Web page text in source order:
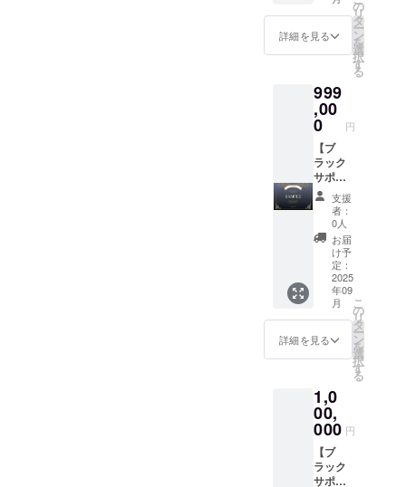
内)。
掲載不
要の場
合は
不要」
とお書
きくだ
さい。
※備考欄
に掲載
したい
お名前
きくだ
さい
(会社
名・ハ
ンドル
ネーム
でも
可)。
ご支援
の順番
がその
まま掲
載順に
なりま
す(中上
位枠
内)。
掲載不
要の場
合は
不要」
とお書
きくだ
さい。
が不要
の方は
こちら
のライ
ンから
ご支援
くださ
い。 住
所・氏
名の記
入が不
要にな
り、 お
値段も
気持ち
ばかり
お安く
させて
いただ
いてお
りま
す。 デ
ジタル
支援証
イズ：
2000x1
414(px)
※備考欄
に掲載
したい
お名前
モン
ド)■ ■オ
リジナ
ルAIデ
アクリ
ルキー
ホル
ダー(1
個)■ ■オ
リジナ
ルAIデ
ザインT
シャツ
(1枚)■ ■
公式サ
イトお
名前ク
レジッ
ト(サー
ビス存
続の限
り)■ ■オ
ンライ
ン通話
間)■ デ
ジタル
支援証
明書サ
イズ：
2000x1
414(px)
詳細を見る
の
リ
タ
ー
ン
を
選
択
す
る
999
,00
0 円
【ブ
ラック
サポー
ター／
ライ
ト】 ■
御礼の
メッ
セージ■
■デジタ
ル支援
証明書
(ブラッ
ク)■ ■公
式サイ
トお名
ジット
(サービ
ス存続
の限
り)■ ■公
式サイ
トバ
支援
者：
0人
お届
け予
定：
2025
年09
月
詳細を見る
こ
の
リ
タ
ー
ン
を
選
択
す
る
1,0
00,
000 円
【ブ
ラック
サポー